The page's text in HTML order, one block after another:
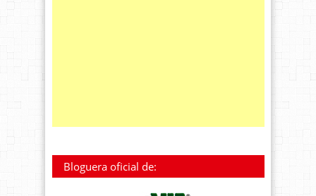
Bloguera oficial de: